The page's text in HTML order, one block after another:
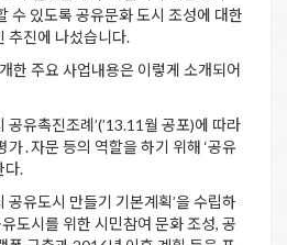
수 있도록 공유문화 도시 조성에 대한
추진에 나섰습니다.
한 주요 사업내용은 이렇게 소개되어
공유촉진조례’(’13.11월 공포)에 따라
․자문 등의 역할을 하기 위해 ‘공유
다.
공유도시 만들기 기본계획’을 수립하
도시를 위한 시민참여 문화 조성, 공